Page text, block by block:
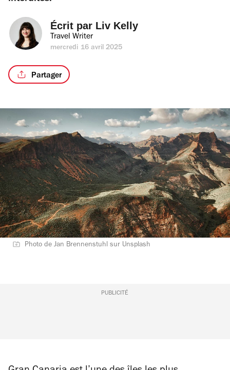
Écrit par Liv Kelly
Travel Writer
mercredi 16 avril 2025
Partager
Photo de Jan Brennenstuhl sur Unsplash
PUBLICITÉ